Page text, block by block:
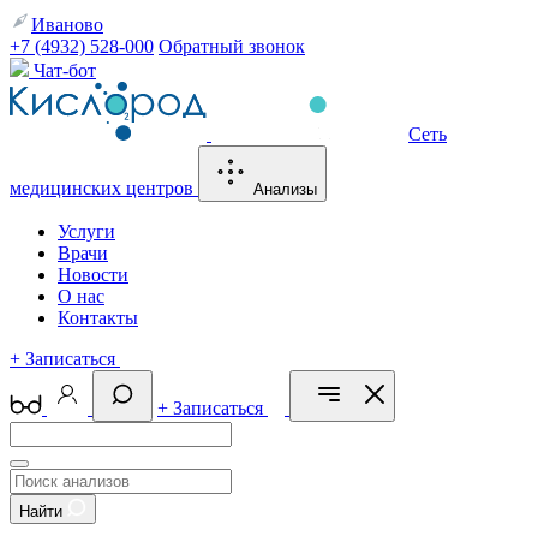
Иваново
+7 (4932) 528-000 Обратный звонок
Чат-бот
Сеть
медицинских центров Анализы
Услуги
Врачи
Новости
О нас
Контакты
+ Записаться
+ Записаться
Найти